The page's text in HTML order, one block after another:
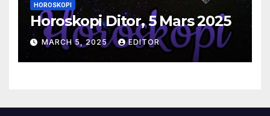
HOROSKOPI
Horoskopi Ditor, 5 Mars 2025
MARCH 5, 2025 EDITOR